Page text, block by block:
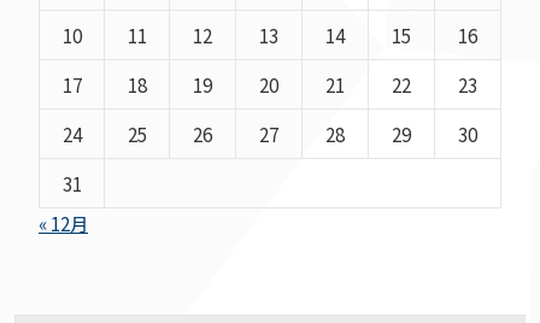
10
11 12 13 14 15
16
17
18 19 20 21 22
23
24
25 26 27 28 29
30
31
« 12月